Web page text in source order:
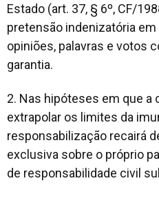
Estado (art. 37, § 6º, CF/
pretensão indenizatória
opiniões, palavras e votos
garantia.
2. Nas hipóteses em que a
extrapolar os limites da
responsabilização recairá
exclusiva sobre o próprio
de responsabilidade civil